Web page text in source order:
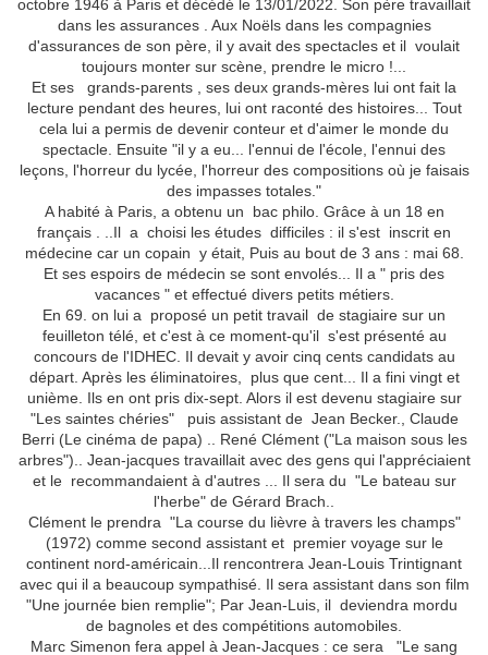
octobre 1946 à Paris et décédé le 13/01/2022. Son père travaillait
dans les assurances . AuxNoëls dans les compagnies
d'assurances de son père, il y avait des spectacles et il voulait
toujours monter sur scène, prendre le micro !...
Et ses grands-parents , ses deux grands-mères lui ont fait la
lecture pendant des heures, lui ont raconté des histoires... Tout
cela lui a permis de devenir conteur et d'aimer le monde du
spectacle. Ensuite "il y a eu... l'ennui de l'école, l'ennui des
leçons, l'horreur du lycée, l'horreur des compositions où je faisais
des impasses totales."
A habité à Paris, a obtenu un bac philo. Grâce à un 18 en
français . ..Il a choisi les études difficiles : il s'est inscrit en
médecine car un copain y était, Puis au bout de 3 ans : mai 68.
Et ses espoirs de médecin se sont envolés... Il a " pris des
vacances " et effectué divers petits métiers.
En 69. on lui a proposé un petit travail de stagiaire sur un
feuilleton télé, et c'est à ce moment-qu'il s'est présenté au
concours de l'IDHEC. Il devait y avoir cinq cents candidats au
départ. Après les éliminatoires, plus que cent... Il a fini vingt et
unième. Ils en ont pris dix-sept. Alors il est devenu stagiaire sur
"Les saintes chéries" puis assistant de Jean Becker., Claude
Berri (Le cinéma de papa) .. René Clément ("La maison sous les
arbres") .. Jean-jacques travaillait avec des gens qui l'appréciaient
et le recommandaient à d'autres ... Il sera du "Le bateau sur
l'herbe" de Gérard Brach..
Clément le prendra "La course du lièvre à travers les champs"
(1972) comme second assistant et premier voyage sur le
continent nord-américain...Il rencontrera Jean-Louis Trintignant
avec qui il a beaucoup sympathisé. Il sera assistant dans son film
"Une journée bien remplie"; Par Jean-Luis, il deviendra mordu
de bagnoles et des compétitions automobiles.
Marc Simenon fera appel à Jean-Jacques : ce sera "Le sang